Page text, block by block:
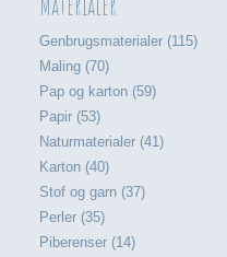
Genbrugsmaterialer (115)
Maling (70)
Pap og karton (59)
Papir (53)
Naturmaterialer (41)
Karton (40)
Stof og garn (37)
Perler (35)
Piberenser (14)